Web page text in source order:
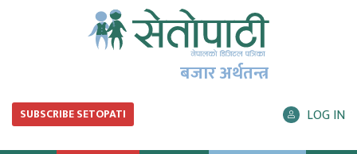
बजार अर्थतन्त्र
SUBSCRIBE SETOPATI LOG IN